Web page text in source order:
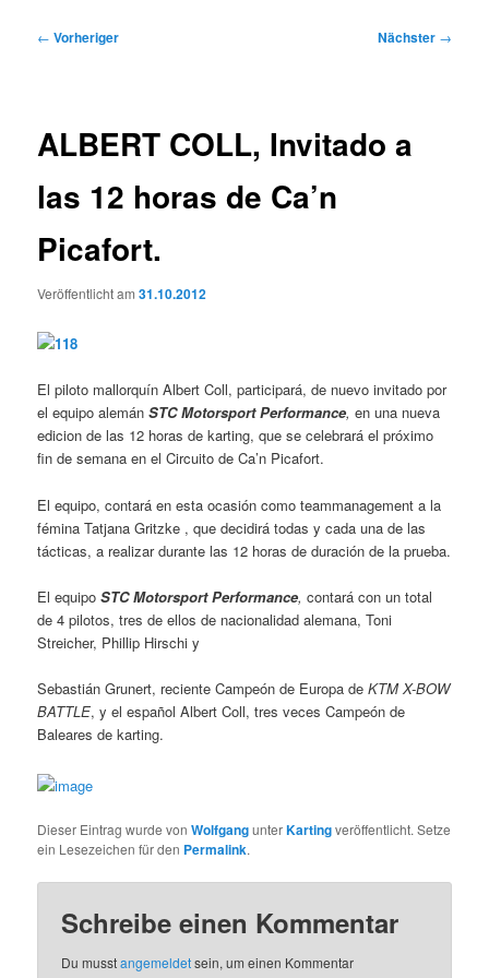
Beitragsnavigation
← Vorheriger Nächster →
ALBERT COLL, Invitado a
las 12 horas de Ca’n
Picafort.
Veröffentlicht am31.10.2012
El piloto mallorquín Albert Coll, participará, de nuevo invitado por
el equipo alemánSTC Motorsport Performance,en una nueva
edicion de las 12 horas de karting, que se celebrará el próximo
fin de semana en el Circuito de Ca’n Picafort.
El equipo, contará en esta ocasión como teammanagement a la
fémina Tatjana Gritzke , que decidirá todas y cada una de las
tácticas, a realizar durante las 12 horas de duración de la prueba.
El equipoSTC Motorsport Performance,contará con un total
de 4 pilotos, tres de ellos de nacionalidad alemana, Toni
Streicher, Phillip Hirschi y
Sebastián Grunert, reciente Campeón de Europa deKTM X-BOW
BATTLE, y el español Albert Coll, tres veces Campeón de
Baleares de karting.
Dieser Eintrag wurde vonWolfgangunterKartingveröffentlicht. Setze
ein Lesezeichen für den Permalink.
Schreibe einen Kommentar
Du musstangemeldetsein, um einen Kommentar